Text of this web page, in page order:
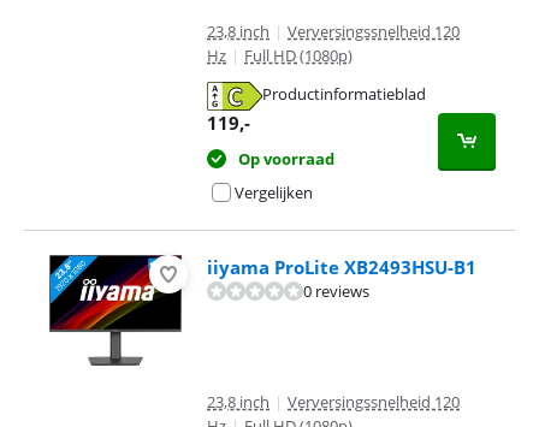
23,8 inch | Verversingssnelheid 120
Hz | Full HD (1080p)
Productinformatieblad
119,-
Op voorraad
Vergelijken
iiyama ProLite XB2493HSU-B1
0 reviews
23,8 inch | Verversingssnelheid 120